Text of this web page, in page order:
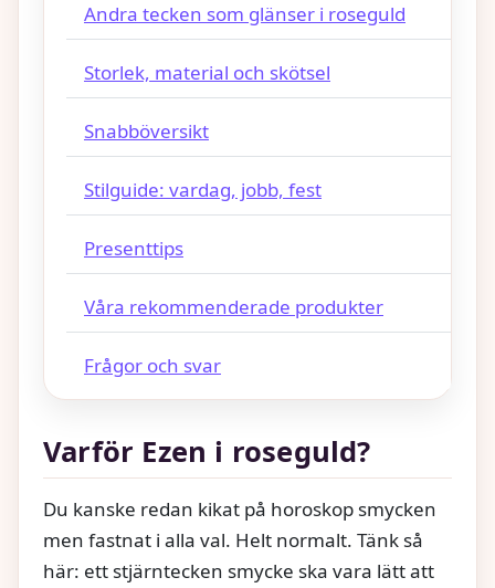
Andra tecken som glänser i roseguld
Storlek, material och skötsel
Snabböversikt
Stilguide: vardag, jobb, fest
Presenttips
Våra rekommenderade produkter
Frågor och svar
Varför Ezen i roseguld?
Du kanske redan kikat på horoskop smycken
men fastnat i alla val. Helt normalt. Tänk så
här: ett stjärntecken smycke ska vara lätt att